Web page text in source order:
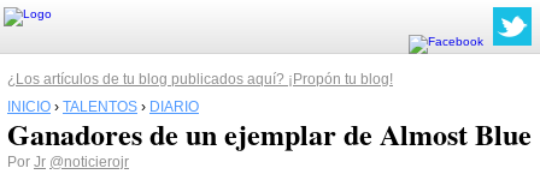
¿Los artículos de tu blog publicados aquí? ¡Propón tu blog!
INICIO › TALENTOS › DIARIO
Ganadores de un ejemplar de Almost Blue
Por Jr @noticierojr